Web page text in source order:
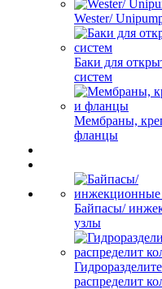
Wester/
Баки для
систем
Мембраны,
фланцы
Байпасы/
узлы
распределит